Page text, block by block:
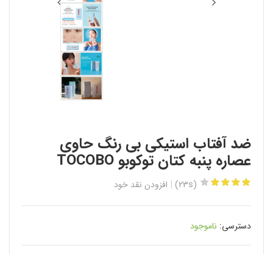
ضد آفتاب استیکی بی رنگ حاوی
عصاره پنبه کتان توکوبو TOCOBO
(23s) افزودن نقد خود
دسترسی: ناموجود